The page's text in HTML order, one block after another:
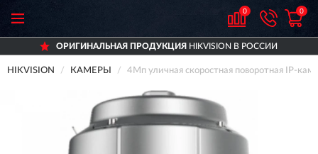
0 0
ОРИГИНАЛЬНАЯ ПРОДУКЦИЯHIKVISION В РОССИИ
HIKVISION КАМЕРЫ 4Мп уличная скоростная поворотная IP-